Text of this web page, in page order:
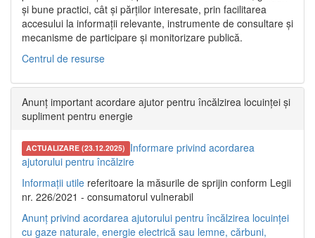
și bune practici, cât și părților interesate, prin facilitarea
accesului la informații relevante, instrumente de consultare și
mecanisme de participare și monitorizare publică.
Centrul de resurse
Anunț important acordare ajutor pentru încălzirea locuinței și
supliment pentru energie
ACTUALIZARE (23.12.2025) Informare privind acordarea
ajutorului pentru încălzire
Informații utile referitoare la măsurile de sprijin conform Legii
nr. 226/2021 - consumatorul vulnerabil
Anunț privind acordarea ajutorului pentru încălzirea locuinței
cu gaze naturale, energie electrică sau lemne, cărbuni,